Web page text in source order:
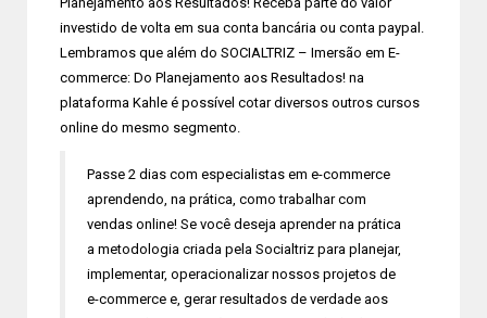
investido de volta em sua conta bancária ou conta paypal.
Lembramos que além do SOCIALTRIZ – Imersão em E-
commerce: Do Planejamento aos Resultados! na
plataforma Kahle é possível cotar diversos outros cursos
online do mesmo segmento.
Passe 2 dias com especialistas em e-commerce
aprendendo, na prática, como trabalhar com
vendas online! Se você deseja aprender na prática
a metodologia criada pela Socialtriz para planejar,
implementar, operacionalizar nossos projetos de
e-commerce e, gerar resultados de verdade aos